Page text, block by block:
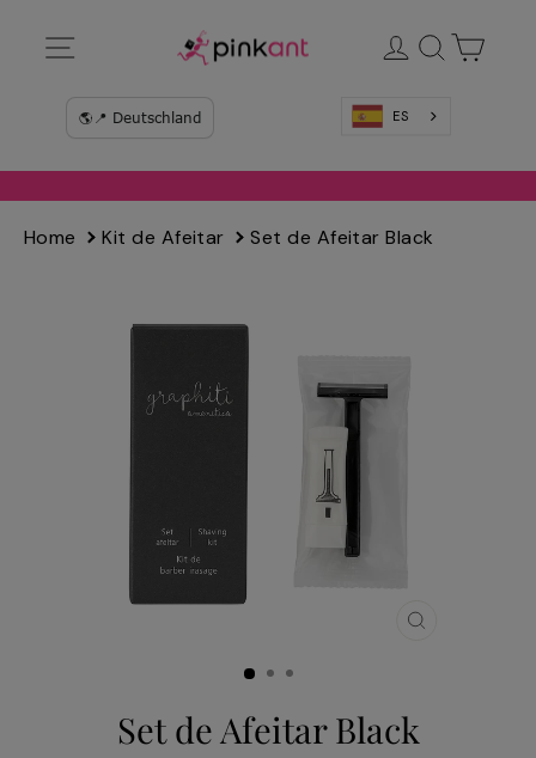
directamente
Ingresar
Buscar
ES
Home Kit de Afeitar Set de Afeitar Black
Set de Afeitar Black